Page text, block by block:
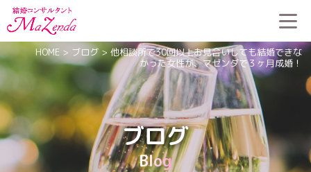
ブログ
Blog
HOME > ブログ > 他相談所で30回以上お見合いしても結婚できな
かった女性が、マゼンダで３ヶ月成婚！